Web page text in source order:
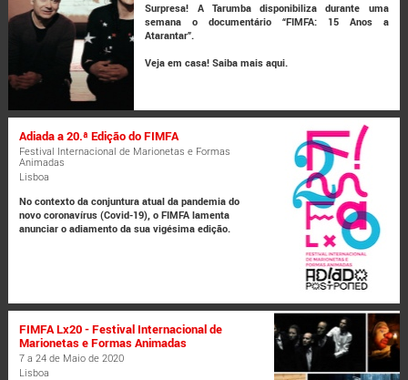
Surpresa! A Tarumba disponibiliza durante uma
semana o documentário “FIMFA: 15 Anos a
Atarantar”.
Veja em casa!Saiba mais aqui.
Adiada a 20.ª Edição do FIMFA
Festival Internacional de Marionetas e Formas
Animadas
Lisboa
No contexto da conjuntura atual da pandemia do
novo coronavírus (Covid-19), o FIMFA lamenta
anunciar o adiamento da sua vigésima edição.
FIMFA Lx20 - Festival Internacional de
Marionetas e Formas Animadas
7 a 24 de Maio de 2020
Lisboa